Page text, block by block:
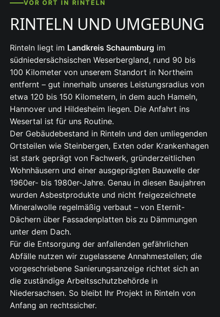
VOR ORT IN RINTELN
RINTELN UND UMGEBUNG
Rinteln liegt im Landkreis Schaumburg im
südniedersächsischen Weserbergland, rund 90 bis
100 Kilometer von unserem Standort in Northeim
entfernt – gut innerhalb unseres Leistungsradius von
etwa 120 bis 150 Kilometern, in dem auch Hameln,
Hannover und Hildesheim liegen. Die Anfahrt ins
Wesertal ist für uns Routine.
Der Gebäudebestand in Rinteln und den umliegenden
Ortsteilen wie Steinbergen, Exten oder Krankenhagen
ist stark geprägt von Fachwerk, gründerzeitlichen
Wohnhäusern und einer ausgeprägten Bauwelle der
1960er- bis 1980er-Jahre. Genau in diesen Baujahren
wurden Asbestprodukte und nicht freigezeichnete
Mineralwolle regelmäßig verbaut – von Eternit-
Dächern über Fassadenplatten bis zu Dämmungen
unter dem Dach.
Für die Entsorgung der anfallenden gefährlichen
Abfälle nutzen wir zugelassene Annahmestellen; die
vorgeschriebene Sanierungsanzeige richtet sich an
die zuständige Arbeitsschutzbehörde in
Niedersachsen. So bleibt Ihr Projekt in Rinteln von
Anfang an rechtssicher.